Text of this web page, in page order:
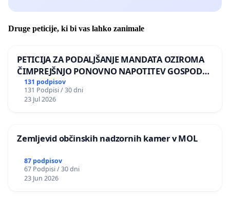
Druge peticije, ki bi vas lahko zanimale
PETICIJA ZA PODALJŠANJE MANDATA OZIROMA
ČIMPREJŠNJO PONOVNO NAPOTITEV GOSPODA
BERNARDA ŠRAJNERJA NA VELEPOSLANIŠTVO
REPUBLIKE SLOVENIJE V MOSKVI
131 podpisov
131 Podpisi / 30 dni
23 Jul 2026
Zemljevid občinskih nadzornih kamer v MOL
87 podpisov
67 Podpisi / 30 dni
23 Jun 2026